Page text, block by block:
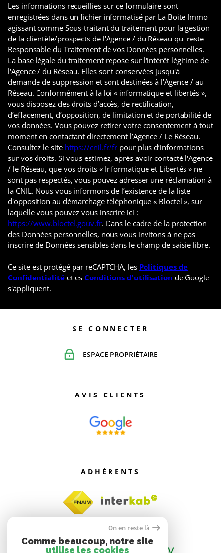
Les informations recueillies sur ce formulaire sont
enregistrées dans un fichier informatisé par La Boite Immo
agissant comme Sous-traitant du traitement pour la gestion
de la clientèle/prospects de l'Agence / du Réseau qui reste
Responsable du Traitement de vos Données personnelles.
La base légale du traitement repose sur l'intérêt légitime de
l'Agence / du Réseau. Elles sont conservées jusqu'à
demande de suppression et sont destinées à l'Agence / au
Réseau. Conformément à la loi « informatique et libertés »,
vous disposez des droits d’accès, de rectification,
d’effacement, d’opposition, de limitation et de portabilité de
vos données. Vous pouvez retirer votre consentement à tout
moment en contactant directement l’Agence / Le Réseau.
Consultez le site https://cnil.fr/fr pour plus d’informations
sur vos droits. Si vous estimez, après avoir contacté l'Agence
/ le Réseau, que vos droits « Informatique et Libertés » ne
sont pas respectés, vous pouvez adresser une réclamation à
la CNIL. Nous vous informons de l’existence de la liste
d'opposition au démarchage téléphonique « Bloctel », sur
laquelle vous pouvez vous inscrire ici :
https://www.bloctel.gouv.fr. Dans le cadre de la protection
des Données personnelles, nous vous invitons à ne pas
inscrire de Données sensibles dans le champ de saisie libre.
Ce site est protégé par reCAPTCHA, les Politiques de
Confidentialité et es Conditions d'utilisation de Google
s'appliquent.
SE CONNECTER
ESPACE PROPRIÉTAIRE
AVIS CLIENTS
ADHÉRENTS
On en reste là
Comme beaucoup, notre site
utilise les cookies